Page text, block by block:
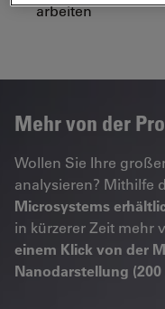
arbeiten
Mehr von der
Wollen Sie Ihre
analysieren? Mithilfe
Microsystems
in kürzerer Zeit mehr
einem Klick von der
Nanodarstellung (200